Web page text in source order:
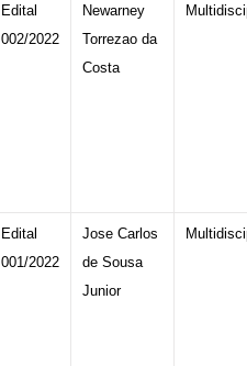
Edital
002/2022
Newarney
Torrezao da
Costa
Edital
001/2022
Jose Carlos
de Sousa
Junior